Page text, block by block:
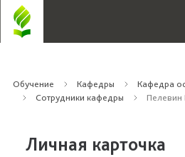
Обучение Кафедры
Кафедра
Сотрудники кафедры
Пелевин
Личная карточка